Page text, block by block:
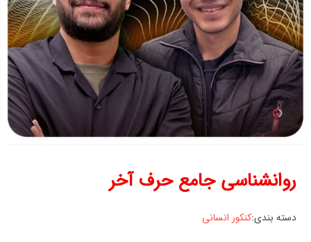
روانشناسی جامع حرف آخر
دسته بندی:کنکور انسانی